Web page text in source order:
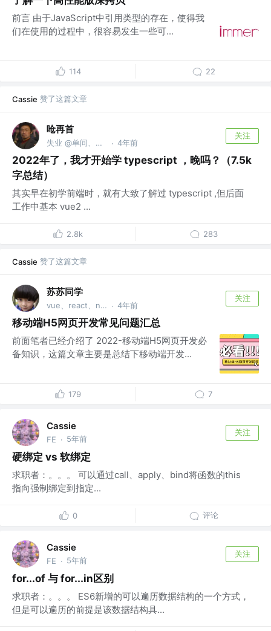
前言 由于JavaScript中引用类型的存在，使得我
们在使用的过程中，很容易发生一些可...
114 22
Cassie 赞了这篇文章
呛再首
失业 @单间、切图 · 4年前
关注
2022年了，我才开始学 typescript ，晚吗？（7.5k
字总结）
其实早在初学前端时，就有大致了解过 typescript ,但后面
工作中基本 vue2 ...
2.8k 283
Cassie 赞了这篇文章
苏苏同学
vue、react、node · 4年前
关注
移动端H5网页开发常见问题汇总
前面笔者已经介绍了 2022-移动端H5网页开发必
备知识，这篇文章主要是总结下移动端开发...
179 7
Cassie
FE · 5年前
关注
硬绑定 vs 软绑定
求职者：。。。 可以通过call、apply、bind将函数的this
指向强制绑定到指定...
0 评论
Cassie
FE · 5年前
关注
for...of 与 for...in区别
求职者：。。。 ES6新增的可以遍历数据结构的一个方式，
但是可以遍历的前提是该数据结构具...